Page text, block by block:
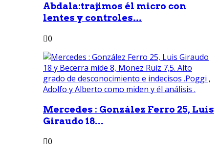
Abdala:trajimos él micro con
lentes y controles...
0
Mercedes : González Ferro 25, Luis
Giraudo 18...
0